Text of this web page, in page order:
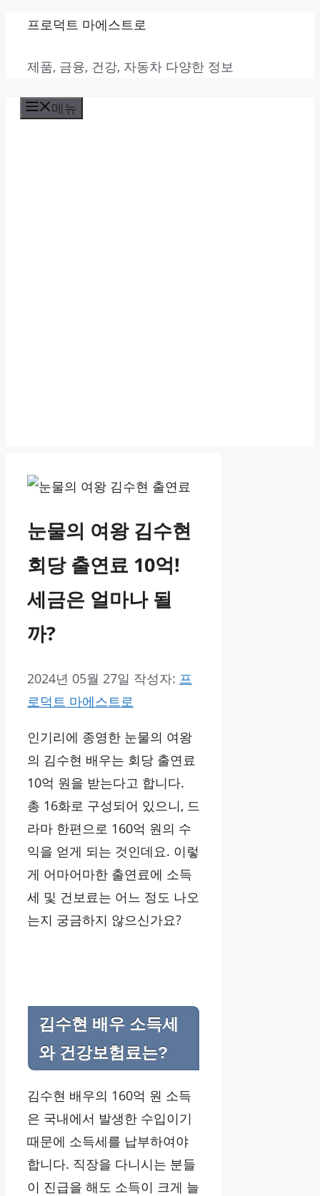
프로덕트 마에스트로
제품, 금융, 건강, 자동차 다양한 정보
메뉴
눈물의 여왕 김수현
회당 출연료 10억!
세금은 얼마나 될
까?
2024년 05월 27일 작성자: 프
로덕트 마에스트로
인기리에 종영한 눈물의 여왕
의 김수현 배우는 회당 출연료
10억 원을 받는다고 합니다.
총 16화로 구성되어 있으니, 드
라마 한편으로 160억 원의 수
익을 얻게 되는 것인데요. 이렇
게 어마어마한 출연료에 소득
세 및 건보료는 어느 정도 나오
는지 궁금하지 않으신가요?
김수현 배우 소득세
와 건강보험료는?
김수현 배우의 160억 원 소득
은 국내에서 발생한 수입이기
때문에 소득세를 납부하여야
합니다. 직장을 다니시는 분들
이 진급을 해도 소득이 크게 늘